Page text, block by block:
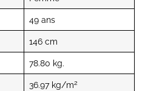
49 ans
146 cm
78.80 kg.
36.97 kg/m2